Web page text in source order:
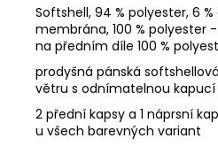
Softshell, 94 % polyester, 6
membrána, 100 % polyester
na předním díle 100 %
prodyšná pánská
větru s odnímatelnou kapucí
2 přední kapsy a 1 náprsní
u všech barevných variant